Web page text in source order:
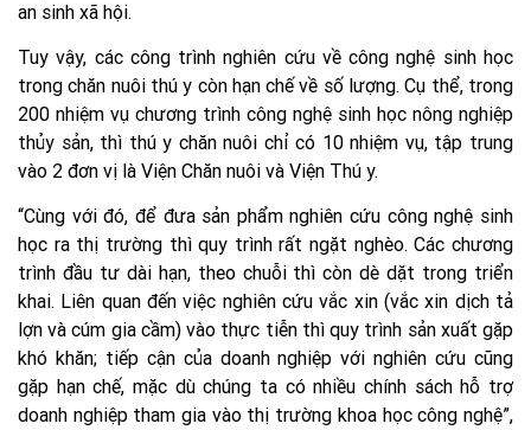
an sinh xã hội.
Tuy vậy, các công trình nghiên cứu về công nghệ sinh học
trong chăn nuôi thú y còn hạn chế về số lượng. Cụ thể, trong
200 nhiệm vụ chương trình công nghệ sinh học nông nghiệp
thủy sản, thì thú y chăn nuôi chỉ có 10 nhiệm vụ, tập trung
vào 2 đơn vị là Viện Chăn nuôi và Viện Thú y.
“Cùng với đó, để đưa sản phẩm nghiên cứu công nghệ sinh
học ra thị trường thì quy trình rất ngặt nghèo. Các chương
trình đầu tư dài hạn, theo chuỗi thì còn dè dặt trong triển
khai. Liên quan đến việc nghiên cứu vắc xin (vắc xin dịch tả
lợn và cúm gia cầm) vào thực tiễn thì quy trình sản xuất gặp
khó khăn; tiếp cận của doanh nghiệp với nghiên cứu cũng
gặp hạn chế, mặc dù chúng ta có nhiều chính sách hỗ trợ
doanh nghiệp tham gia vào thị trường khoa học công nghệ”,